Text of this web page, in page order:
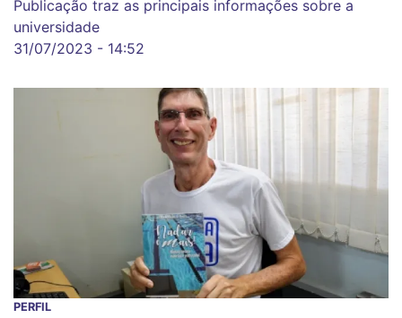
Publicação traz as principais informações sobre a
universidade
31/07/2023 - 14:52
PERFIL